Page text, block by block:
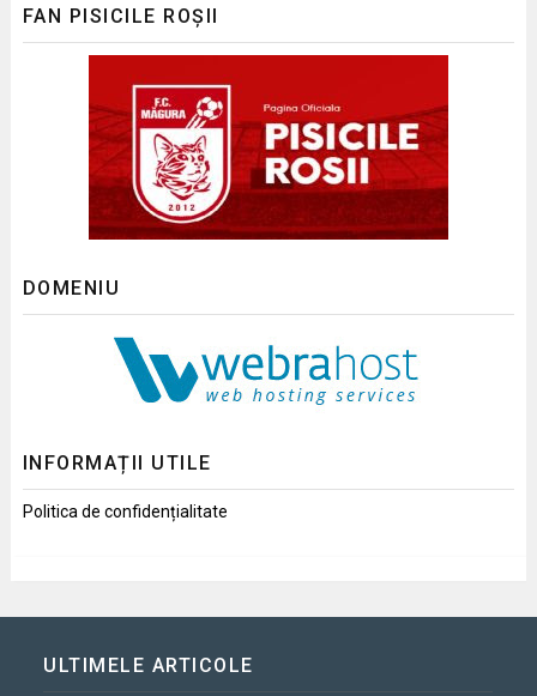
FAN PISICILE ROȘII
DOMENIU
INFORMAȚII UTILE
Politica de confidențialitate
ULTIMELE ARTICOLE